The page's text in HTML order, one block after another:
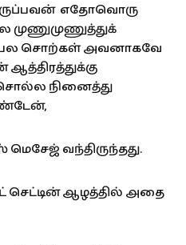
எதோவொரு
பல சொற்கள் அவனாகவே
நினைத்து
மெசேஜ் வந்திருந்தது.
செட்டின் ஆழத்தில் அதை